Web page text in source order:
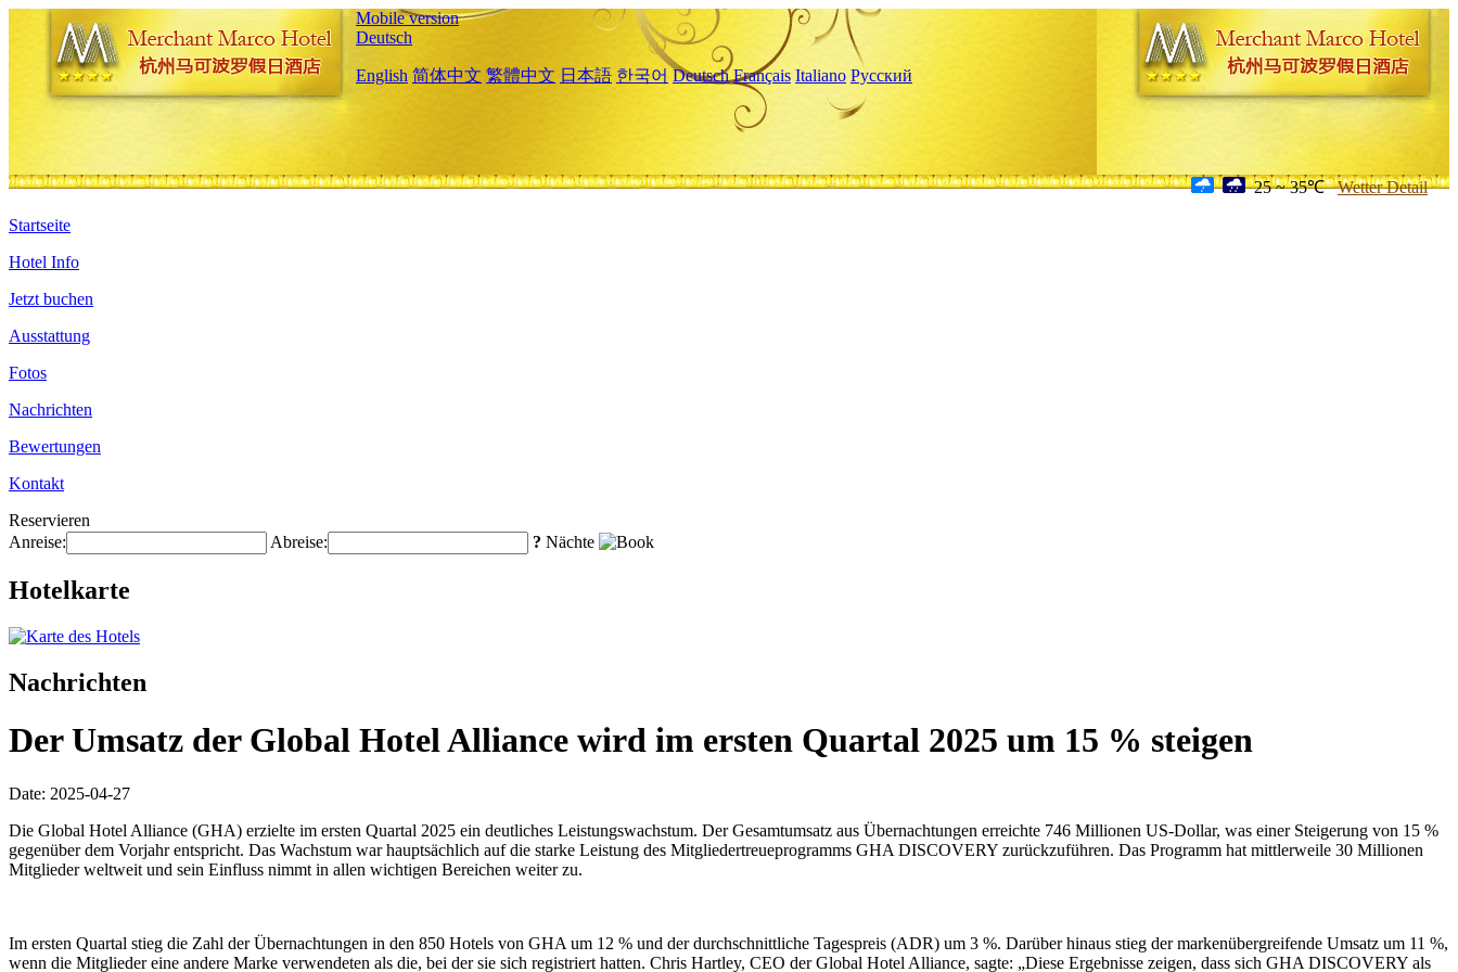
Mobile version
Deutsch
English 简体中文 繁體中文 日本語 한국어 Deutsch Français Italiano Русский
25 ~ 35℃ Wetter Detail
Startseite
Hotel Info
Jetzt buchen
Ausstattung
Fotos
Nachrichten
Bewertungen
Kontakt
Reservieren
Anreise:
Abreise: ? Nächte
Hotelkarte
Nachrichten
Der Umsatz der Global Hotel Alliance wird im ersten Quartal 2025 um 15 % steigen
Date: 2025-04-27
Die Global Hotel Alliance (GHA) erzielte im ersten Quartal 2025 ein deutliches Leistungswachstum. Der Gesamtumsatz aus Übernachtungen erreichte 746 Millionen US-Dollar, was einer Steigerung von 15 %
gegenüber dem Vorjahr entspricht. Das Wachstum war hauptsächlich auf die starke Leistung des Mitgliedertreueprogramms GHA DISCOVERY zurückzuführen. Das Programm hat mittlerweile 30 Millionen
Mitglieder weltweit und sein Einfluss nimmt in allen wichtigen Bereichen weiter zu.
Im ersten Quartal stieg die Zahl der Übernachtungen in den 850 Hotels von GHA um 12 % und der durchschnittliche Tagespreis (ADR) um 3 %. Darüber hinaus stieg der markenübergreifende Umsatz um 11 %,
wenn die Mitglieder eine andere Marke verwendeten als die, bei der sie sich registriert hatten. Chris Hartley, CEO der Global Hotel Alliance, sagte: „Diese Ergebnisse zeigen, dass sich GHA DISCOVERY als